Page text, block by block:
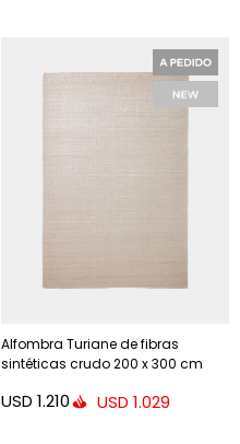
Alfombra Turiane de fibras
sintéticas crudo 200 x 300 cm
USD 1.210 USD 1.029